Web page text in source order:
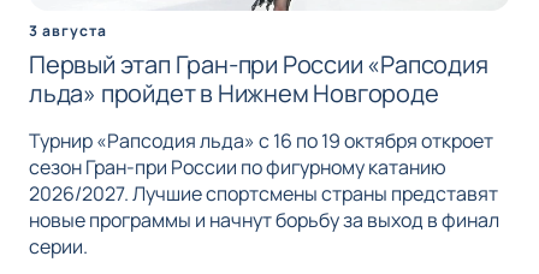
3 августа
Первый этап Гран-при России «Рапсодия
льда» пройдет в Нижнем Новгороде
Турнир «Рапсодия льда» с 16 по 19 октября откроет
сезон Гран-при России по фигурному катанию
2026/2027. Лучшие спортсмены страны представят
новые программы и начнут борьбу за выход в финал
серии.